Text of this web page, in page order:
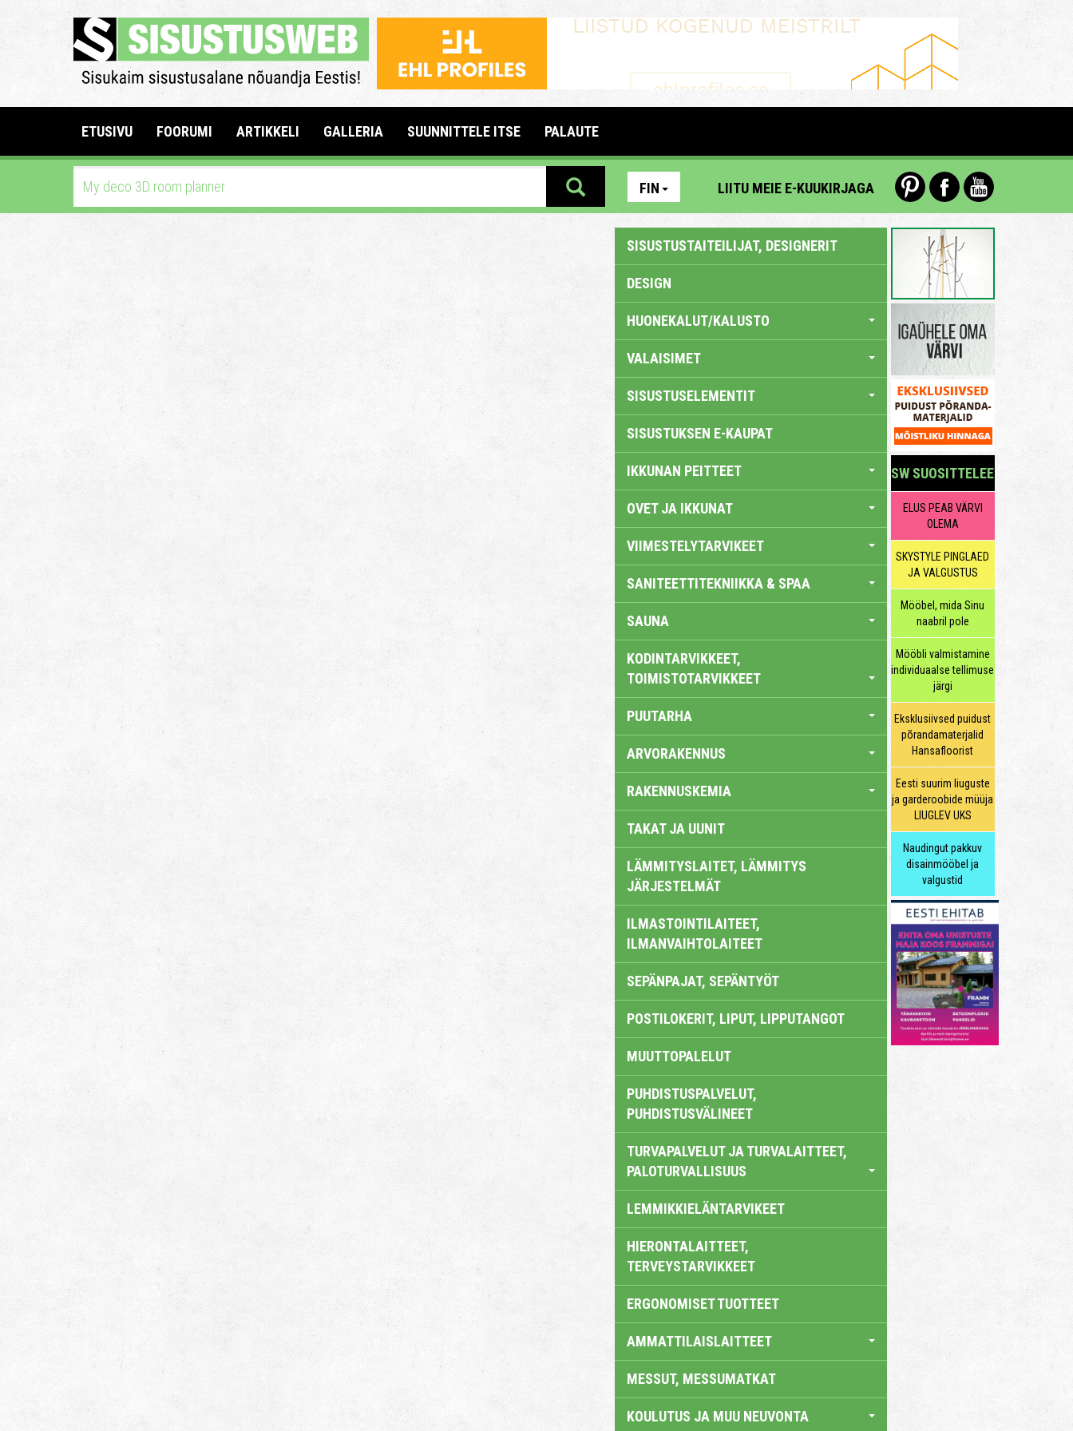
ETUSIVU FOORUMI ARTIKKELI GALLERIA SUUNNITTELE ITSE PALAUTE
FIN LIITU MEIE E-KUUKIRJAGA
SISUSTUSTAITEILIJAT, DESIGNERIT
DESIGN
HUONEKALUT/KALUSTO
VALAISIMET
SISUSTUSELEMENTIT
SISUSTUKSEN E-KAUPAT
IKKUNAN PEITTEET
OVET JA IKKUNAT
VIIMESTELYTARVIKEET
SANITEETTITEKNIIKKA & SPAA
SAUNA
KODINTARVIKKEET,
TOIMISTOTARVIKKEET
PUUTARHA
ARVORAKENNUS
RAKENNUSKEMIA
TAKAT JA UUNIT
LÄMMITYSLAITET, LÄMMITYS
JÄRJESTELMÄT
ILMASTOINTILAITEET,
ILMANVAIHTOLAITEET
SEPÄNPAJAT, SEPÄNTYÖT
POSTILOKERIT, LIPUT, LIPPUTANGOT
MUUTTOPALELUT
PUHDISTUSPALVELUT,
PUHDISTUSVÄLINEET
TURVAPALVELUT JA TURVALAITTEET,
PALOTURVALLISUUS
LEMMIKKIELÄNTARVIKEET
HIERONTALAITTEET,
TERVEYSTARVIKKEET
ERGONOMISET TUOTTEET
AMMATTILAISLAITTEET
MESSUT, MESSUMATKAT
KOULUTUS JA MUU NEUVONTA
SW SUOSITTELEE
ELUS PEAB VÄRVI
OLEMA
SKYSTYLE PINGLAED
JA VALGUSTUS
Mööbel, mida Sinu
naabril pole
Mööbli valmistamine
individuaalse tellimuse
järgi
Eksklusiivsed puidust
põrandamaterjalid
Hansafloorist
Eesti suurim liuguste
ja garderoobide müüja
LIUGLEV UKS
Naudingut pakkuv
disainmööbel ja
valgustid